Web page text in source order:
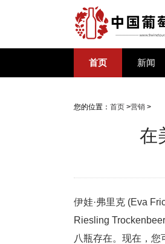
首页 新闻
您的位置： 首页 >营销 >
在
伊娃·弗里克 (Eva
Riesling
八瓶存在。现在，您